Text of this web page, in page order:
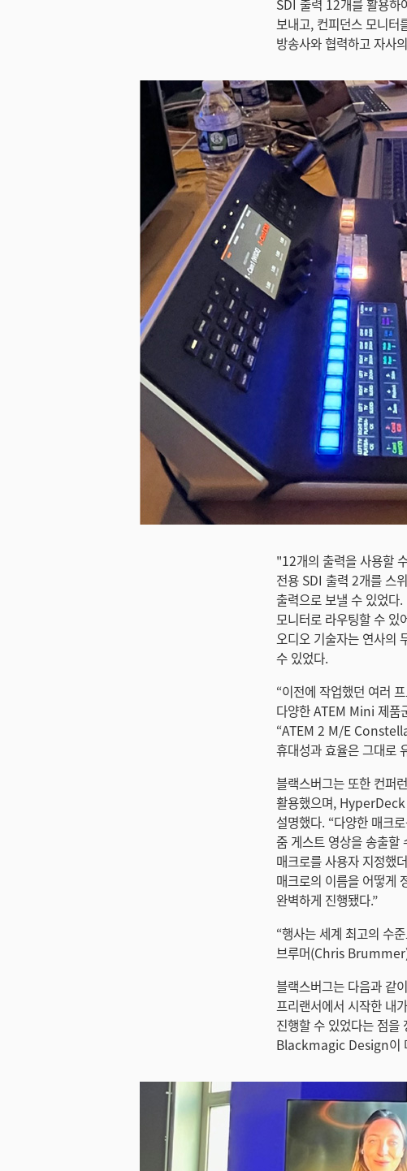
SDI 출력 12개를 활용하
보내고, 컨피던스 모니터
방송사와 협력하고 자사
"12개의 출력을 사용할
전용 SDI 출력 2개를 스
출력으로 보낼 수 있었다
모니터로 라우팅할 수 있
오디오 기술자는 연사의
수 있었다.
“이전에 작업했던 여러
다양한 ATEM Mini 제품
“ATEM 2 M/E
휴대성과 효율은 그대로
블랙스버그는 또한 컨
활용했으며,
설명했다. “다양한 매크
줌 게스트 영상을 송출할
매크로를 사용자 지정했
매크로의 이름을 어떻게
완벽하게 진행됐다.”
“행사는 세계 최고의 수
브루머(Chris
블랙스버그는 다음과 같
프리랜서에서 시작한 내
진행할 수 있었다는 점
Blackmagic Design이